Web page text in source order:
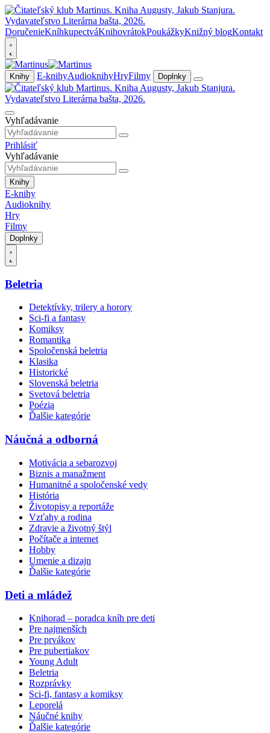
DoručenieKníhkupectváKnihovrátokPoukážkyKnižný blogKontakt
Knihy E-knihyAudioknihyHryFilmy Doplnky
Vyhľadávanie
Prihlásiť
Vyhľadávanie
Knihy
E-knihy
Audioknihy
Hry
Filmy
Doplnky
Beletria
Detektívky, trilery a horory
Sci-fi a fantasy
Komiksy
Romantika
Spoločenská beletria
Klasika
Historické
Slovenská beletria
Svetová beletria
Poézia
Ďalšie kategórie
Náučná a odborná
Motivácia a sebarozvoj
Biznis a manažment
Humanitné a spoločenské vedy
História
Životopisy a reportáže
Vzťahy a rodina
Zdravie a životný štýl
Počítače a internet
Hobby
Umenie a dizajn
Ďalšie kategórie
Deti a mládež
Knihorad – poradca kníh pre deti
Pre najmenších
Pre prvákov
Pre pubertiakov
Young Adult
Beletria
Rozprávky
Sci-fi, fantasy a komiksy
Leporelá
Náučné knihy
Ďalšie kategórie